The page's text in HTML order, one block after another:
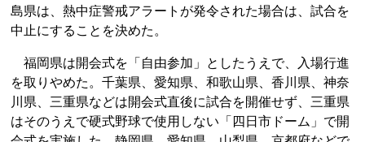
島県は、熱中症警戒アラートが発令された場合は、試合を
中止にすることを決めた。
福岡県は開会式を「自由参加」としたうえで、入場行進
を取りやめた。千葉県、愛知県、和歌山県、香川県、神奈
川県、三重県などは開会式直後に試合を開催せず、三重県
はそのうえで硬式野球で使用しない「四日市ドーム」で開